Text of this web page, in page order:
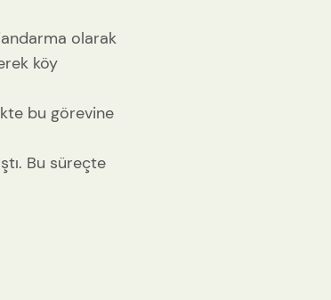
olarak
köy
bu görevine
Bu süreçte